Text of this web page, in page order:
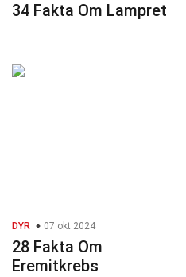
34 Fakta Om Lampret
DYR 07 okt 2024
28 Fakta Om
Eremitkrebs